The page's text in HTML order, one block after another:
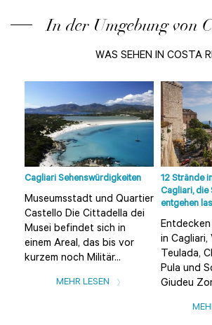
In der Umgebung von
WAS SEHEN IN COSTA
Cagliari Sehenswürdigkeiten
Museumsstadt und Quartier
Castello Die Cittadella dei
Musei befindet sich in
einem Areal, das bis vor
kurzem noch Militär...
MEHR LESEN
12 Strände
Cagliari, die
entgehen
in Cagliari,
Teulada,
Pula und
Giudeu